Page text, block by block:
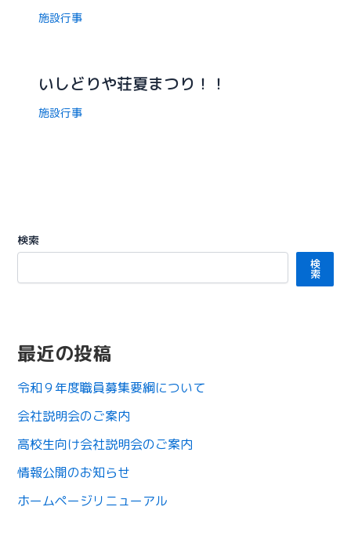
施設行事
いしどりや荘夏まつり！！
施設行事
検索
検
索
最近の投稿
令和９年度職員募集要綱について
会社説明会のご案内
高校生向け会社説明会のご案内
情報公開のお知らせ
ホームページリニューアル